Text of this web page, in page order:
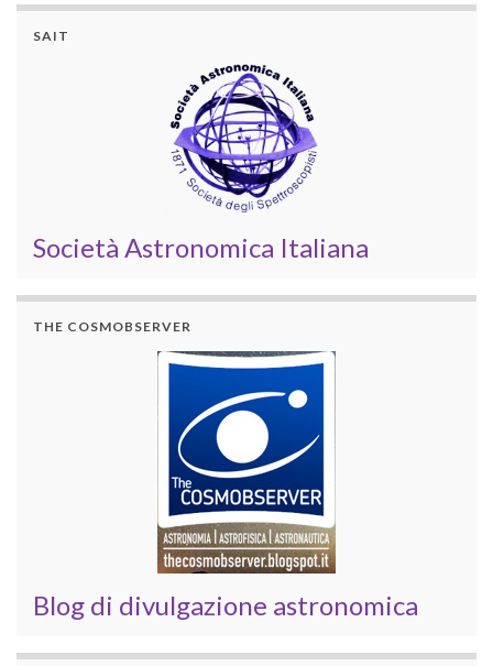
SAIT
Società Astronomica Italiana
THE COSMOBSERVER
Blog di divulgazione astronomica